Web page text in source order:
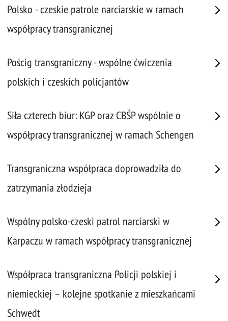
Polsko - czeskie patrole narciarskie w ramach
współpracy transgranicznej
Pościg transgraniczny - wspólne ćwiczenia
polskich i czeskich policjantów
Siła czterech biur: KGP oraz CBŚP wspólnie o
współpracy transgranicznej w ramach Schengen
Transgraniczna współpraca doprowadziła do
zatrzymania złodzieja
Wspólny polsko-czeski patrol narciarski w
Karpaczu w ramach współpracy transgranicznej
Współpraca transgraniczna Policji polskiej i
niemieckiej – kolejne spotkanie z mieszkańcami
Schwedt